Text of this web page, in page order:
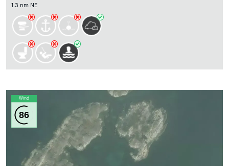
1.3 nm NE
Wind
86